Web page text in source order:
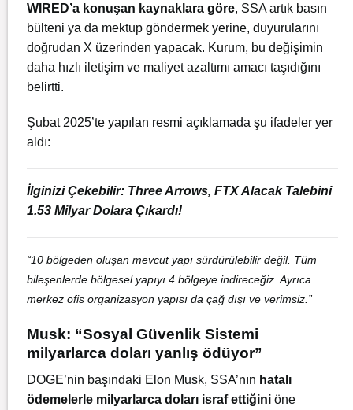
WIRED’a konuşan kaynaklara göre, SSA artık basın
bülteni ya da mektup göndermek yerine, duyurularını
doğrudan X üzerinden yapacak. Kurum, bu değişimin
daha hızlı iletişim ve maliyet azaltımı amacı taşıdığını
belirtti.
Şubat 2025’te yapılan resmi açıklamada şu ifadeler yer
aldı:
İlginizi Çekebilir: Three Arrows, FTX Alacak Talebini
1.53 Milyar Dolara Çıkardı!
“10 bölgeden oluşan mevcut yapı sürdürülebilir değil. Tüm
bileşenlerde bölgesel yapıyı 4 bölgeye indireceğiz. Ayrıca
merkez ofis organizasyon yapısı da çağ dışı ve verimsiz.”
Musk: “Sosyal Güvenlik Sistemi
milyarlarca doları yanlış ödüyor”
DOGE’nin başındaki Elon Musk, SSA’nın hatalı
ödemelerle milyarlarca doları israf ettiğini öne